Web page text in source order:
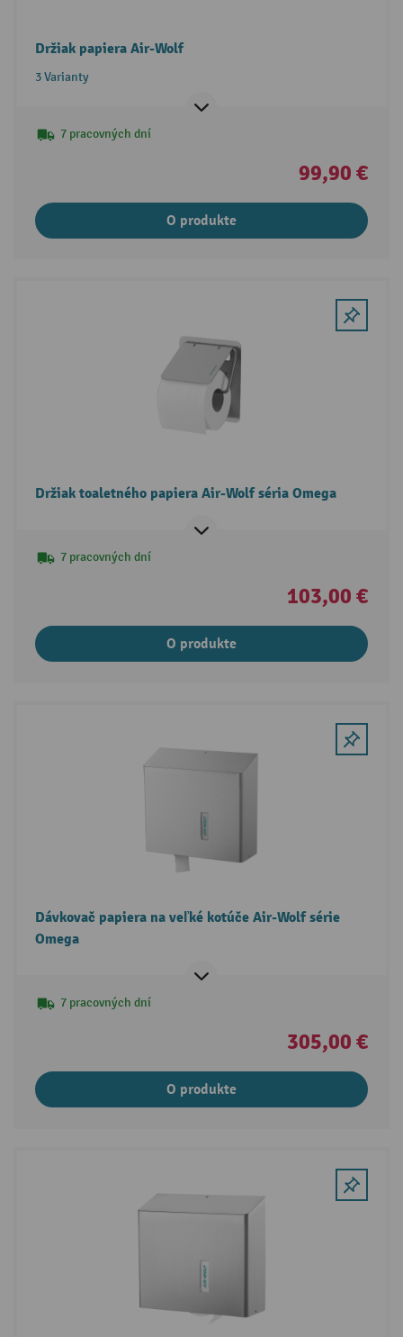
Držiak papiera Air-Wolf
3 Varianty
7 pracovných dní
99,90 €
O produkte
Držiak toaletného papiera Air-Wolf séria Omega
7 pracovných dní
103,00 €
O produkte
Dávkovač papiera na veľké kotúče Air-Wolf série
Omega
7 pracovných dní
305,00 €
O produkte